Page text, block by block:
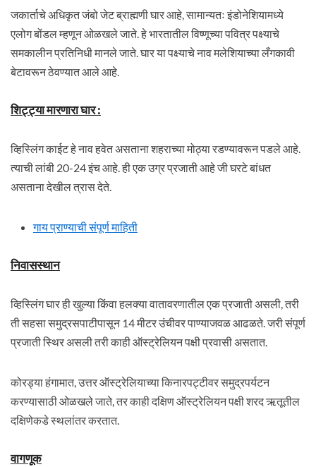
जकार्ताचे अधिकृत जंबो जेट ब्राह्मणी घार आहे, सामान्यतः इंडोनेशियामध्ये
एलोग बोंडल म्हणून ओळखले जाते. हे भारतातील विष्णूच्या पवित्र पक्ष्याचे
समकालीन प्रतिनिधी मानले जाते. घार या पक्ष्याचे नाव मलेशियाच्या लँगकावी
बेटावरून ठेवण्यात आले आहे.
शिट्ट्या मारणारा घार:
व्हिस्लिंग काईट हे नाव हवेत असताना शहराच्या मोठ्या रडण्यावरून पडले आहे.
त्याची लांबी 20-24 इंच आहे. ही एक उग्र प्रजाती आहे जी घरटे बांधत
असताना देखील त्रास देते.
गाय प्राण्याची संपूर्ण माहिती
निवासस्थान
व्हिस्लिंग घार ही खुल्या किंवा हलक्या वातावरणातील एक प्रजाती असली, तरी
ती सहसा समुद्रसपाटीपासून 14 मीटर उंचीवर पाण्याजवळ आढळते. जरी संपूर्ण
प्रजाती स्थिर असली तरी काही ऑस्ट्रेलियन पक्षी प्रवासी असतात.
कोरड्या हंगामात, उत्तर ऑस्ट्रेलियाच्या किनारपट्टीवर समुद्रपर्यटन
करण्यासाठी ओळखले जाते, तर काही दक्षिण ऑस्ट्रेलियन पक्षी शरद ऋतूतील
दक्षिणेकडे स्थलांतर करतात.
वागणूक